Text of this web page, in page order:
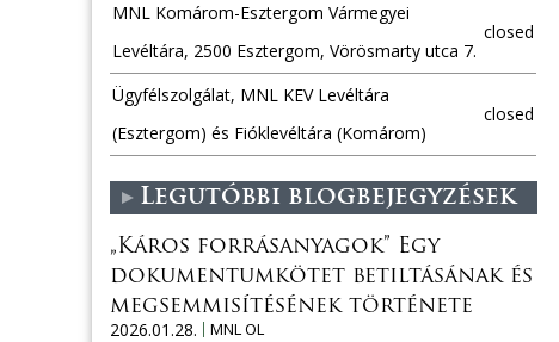
MNL Komárom-Esztergom Vármegyei
Levéltára, 2500 Esztergom, Vörösmarty utca 7.
closed
Ügyfélszolgálat, MNL KEV Levéltára
(Esztergom) és Fióklevéltára (Komárom)
closed
Legutóbbi blogbejegyzések
„Káros forrásanyagok” Egy
dokumentumkötet betiltásának és
megsemmisítésének története
2026.01.28.
MNL OL